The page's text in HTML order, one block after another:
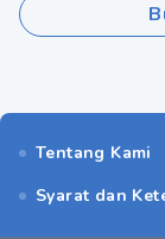
Tentang Kami
Syarat dan